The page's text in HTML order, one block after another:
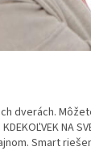
dverách.
NA
Smart